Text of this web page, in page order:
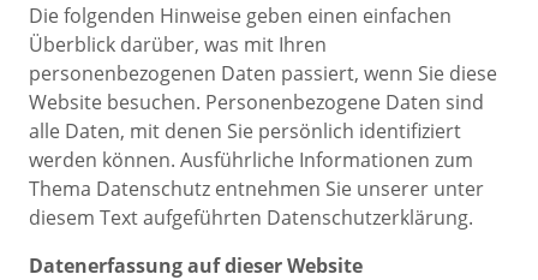
Die folgenden Hinweise geben einen einfachen
Überblick darüber, was mit Ihren
personenbezogenen Daten passiert, wenn Sie diese
Website besuchen. Personenbezogene Daten sind
alle Daten, mit denen Sie persönlich identifiziert
werden können. Ausführliche Informationen zum
Thema Datenschutz entnehmen Sie unserer unter
diesem Text aufgeführten Datenschutzerklärung.
Datenerfassung auf dieser Website